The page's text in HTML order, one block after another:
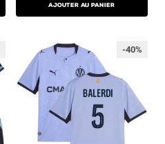
AJOUTER AU PANIER
-40%